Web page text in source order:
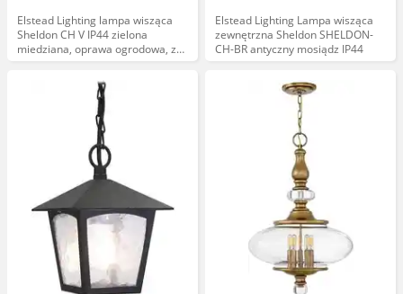
Elstead Lighting lampa wisząca
Sheldon CH V IP44 zielona
miedziana, oprawa ogrodowa, z
łańcuchem
Elstead Lighting Lampa wisząca
zewnętrzna Sheldon SHELDON-
CH-BR antyczny mosiądz IP44